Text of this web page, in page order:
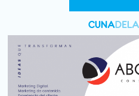
Fuerte caída de la venta de